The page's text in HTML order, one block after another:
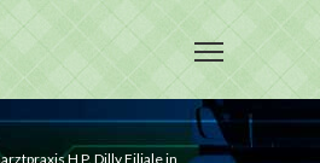
H P. Dilly Filiale in